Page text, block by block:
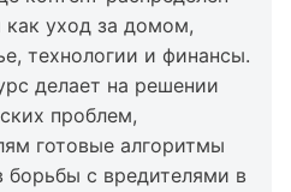
как уход за домом,
технологии и финансы.
делает на решении
проблем,
готовые алгоритмы
борьбы с вредителями в